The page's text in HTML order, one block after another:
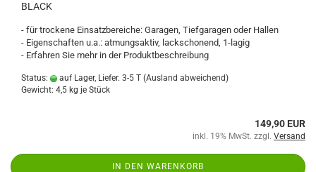
BLACK
- für trockene Einsatzbereiche: Garagen, Tiefgaragen oder Hallen
- Eigenschaften u.a.: atmungsaktiv, lackschonend, 1-lagig
- Erfahren Sie mehr in der Produktbeschreibung
Status: auf Lager, Liefer. 3-5 T (Ausland abweichend)
Gewicht: 4,5 kg je Stück
149,90 EUR
inkl. 19% MwSt. zzgl. Versand
IN DEN WARENKORB